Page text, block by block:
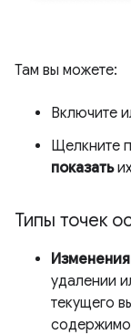
Там вы можете:
Включите
Щелкните
показать
Типы точек
удалении
текущего